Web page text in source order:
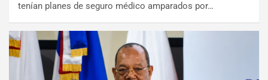
tenían planes de seguro médico amparados por…